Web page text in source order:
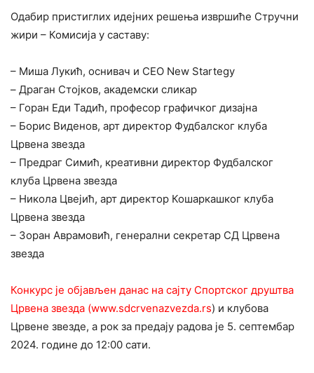
Одабир пристиглих идејних решења извршиће Стручни
жири – Комисија у саставу:
– Миша Лукић, оснивач и CEO New Startegy
– Драган Стојков, академски сликар
– Горан Еди Тадић, професор графичког дизајна
– Борис Виденов, арт директор Фудбалског клуба
Црвена звезда
– Предраг Симић, креативни директор Фудбалског
клуба Црвена звезда
– Никола Цвејић, арт директор Кошаркашког клуба
Црвена звезда
– Зоран Аврамовић, генерални секретар СД Црвена
звезда
Конкурс је објављен данас на сајту Спортског друштва
Црвена звезда (www.sdcrvenazvezda.rs) и клубова
Црвене звезде, а рок за предају радова је 5. септембар
2024. године до 12:00 сати.